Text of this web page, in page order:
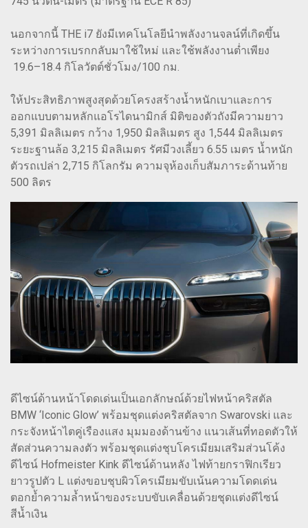
นอกจากนี้ THE i7 ยังมีเทคโนโลยีนำพลังงานจลน์ที่เกิดขึ้น
ระหว่างการเบรกกลับมาใช้ใหม่ และใช้พลังงานต่ำเพียง
19.6–18.4 กิโลวัตต์ชั่วโมง/100 กม.
ให้ประสิทธิภาพสูงสุดด้วยโครงสร้างน้ำหนักเบาและการ
ออกแบบตามหลักแอโรไดนามิกส์ มิติของตัวถังมีความยาว
5,391 มิลลิเมตร กว้าง 1,950 มิลลิเมตร สูง 1,544 มิลลิเมตร
ระยะฐานล้อ 3,215 มิลลิเมตร รัศมีวงเลี้ยว 6.55 เมตร น้ำหนัก
ตัวรถเปล่า 2,715 กิโลกรัม ความจุห้องเก็บสัมภาระด้านท้าย
500 ลิตร
ดีไซน์ด้านหน้าโดดเด่นเป็นเอกลักษณ์ด้วยไฟหน้าคริสตัล
BMW ‘Iconic Glow’ พร้อมชุดแต่งคริสตัลจาก Swarovski และ
กระจังหน้าไตคู่เรืองแสง มุมมองด้านข้าง แนวเส้นที่ทอดตัวให้
สัดส่วนความลงตัว พร้อมชุดแต่งชุบโครเมียมเสริมส่วนโค้ง
ดีไซน์ Hofmeister Kink ดีไซน์ด้านหลัง ไฟท้ายกราฟิกเรียว
ยาวรูปตัว L แต่งขอบชุบผิวโครเมียมขับเน้นความโดดเด่น
ตอกย้ำความล้ำหน้าของระบบขับเคลื่อนด้วยชุดแต่งดีไซน์
สีน้ำเงิน